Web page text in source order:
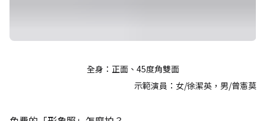
全身：正面、45度角雙面
示範演員：女/徐潔英，男/曾憲莫